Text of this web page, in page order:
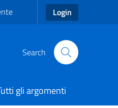
Login
Search
gli argomenti